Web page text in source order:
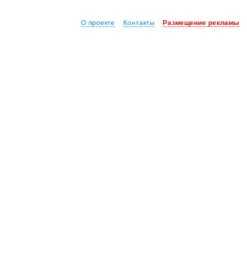
О проекте Контакты Размещение рекламы